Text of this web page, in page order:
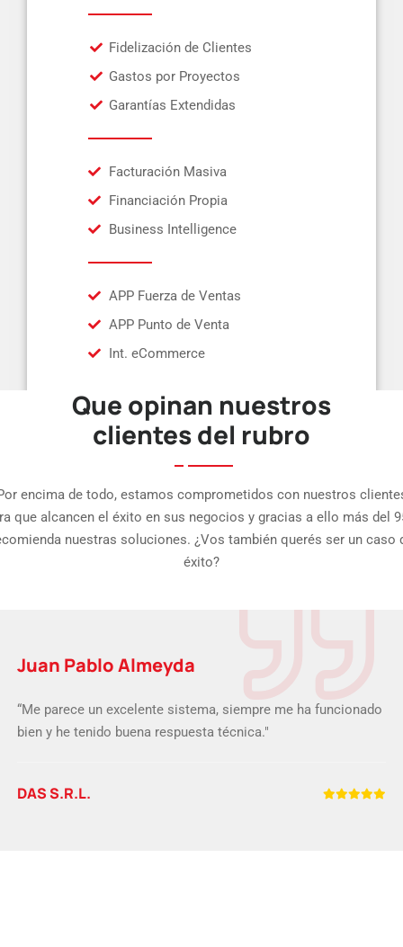
Fidelización de Clientes
Gastos por Proyectos
Garantías Extendidas
Facturación Masiva
Financiación Propia
Business Intelligence
APP Fuerza de Ventas
APP Punto de Venta
Int. eCommerce
Que opinan nuestros
clientes del rubro
encima de todo, estamos comprometidos con nuestros
que alcancen el éxito en sus negocios y gracias a ello más del
nuestras soluciones. ¿Vos también querés ser un caso
éxito?
Juan Pablo Almeyda
“Me parece un excelente sistema, siempre me ha funcionado
bien y he tenido buena respuesta técnica."
DAS S.R.L.